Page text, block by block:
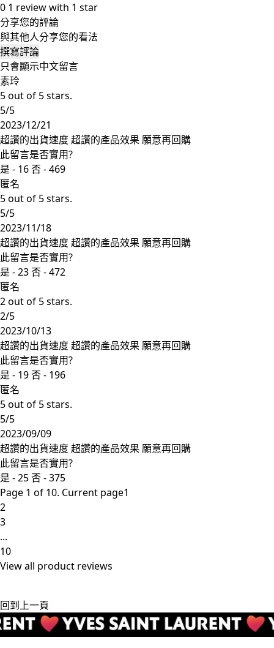
0 1 review with 1 star
分享您的評論
與其他人分享您的看法
撰寫評論
只會顯示中文留言
素玲
5 out of 5 stars.
5/5
2023/12/21
超讚的出貨速度 超讚的產品效果 願意再回購
此留言是否實用?
是 - 16否 -469
匿名
5 out of 5 stars.
5/5
2023/11/18
超讚的出貨速度 超讚的產品效果 願意再回購
此留言是否實用?
是 -23否 -472
匿名
2 out of 5 stars.
2/5
2023/10/13
超讚的出貨速度 超讚的產品效果 願意再回購
此留言是否實用?
是 - 19否 - 196
匿名
5 out of 5 stars.
5/5
2023/09/09
超讚的出貨速度 超讚的產品效果 願意再回購
此留言是否實用?
是 -25否 -375
Page 1 of 10. Current page1
2
3
...
10
View all product reviews
回到上一頁